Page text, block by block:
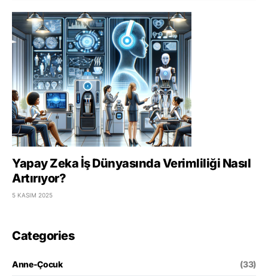
Yapay Zeka İş Dünyasında Verimliliği Nasıl
Artırıyor?
5 KASIM 2025
Categories
Anne-Çocuk (33)